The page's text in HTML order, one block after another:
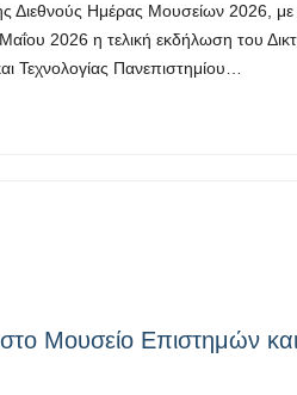
Διεθνούς Ημέρας Μουσείων 2026,
2026 η τελική εκδήλωση του
Τεχνολογίας Πανεπιστημίου…
Μουσείο Επιστημών